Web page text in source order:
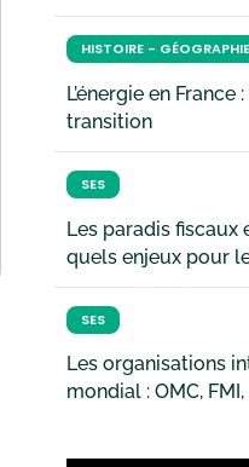
HISTOIRE - GÉOGRAPHIE
L’énergie en
transition
SES
Les paradis
quels enjeux pour
SES
Les organisations
mondial : OMC,